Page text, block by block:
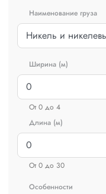
Наименование груза
Ширина (м)
От 0 до 4
Длина (м)
От 0 до 30
Особенности